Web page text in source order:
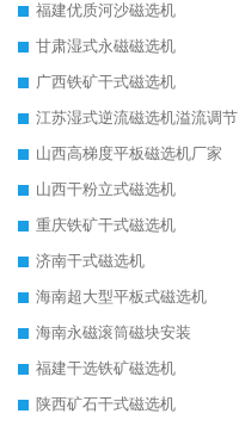
福建优质河沙磁选机
甘肃湿式永磁磁选机
广西铁矿干式磁选机
江苏湿式逆流磁选机溢流调节
山西高梯度平板磁选机厂家
山西干粉立式磁选机
重庆铁矿干式磁选机
济南干式磁选机
海南超大型平板式磁选机
海南永磁滚筒磁块安装
福建干选铁矿磁选机
陕西矿石干式磁选机